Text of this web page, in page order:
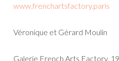
www.frenchartsfactory.paris
Véronique et Gérard Moulin
Galerie French Arts Factory,